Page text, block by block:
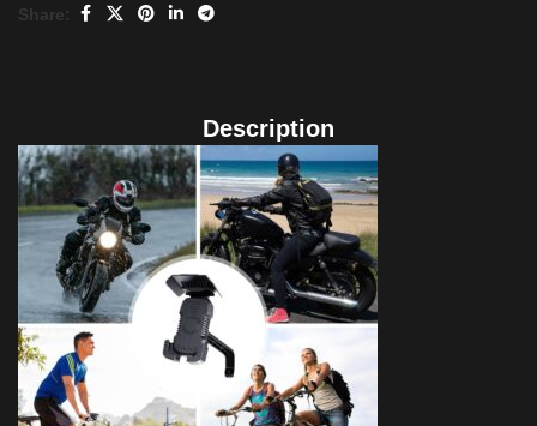
Share:
Description